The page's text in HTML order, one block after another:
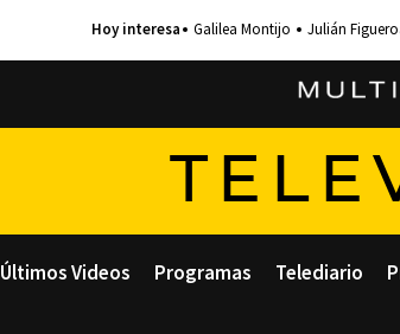
Galilea Montijo Julián
Últimos Videos Programas Telediario